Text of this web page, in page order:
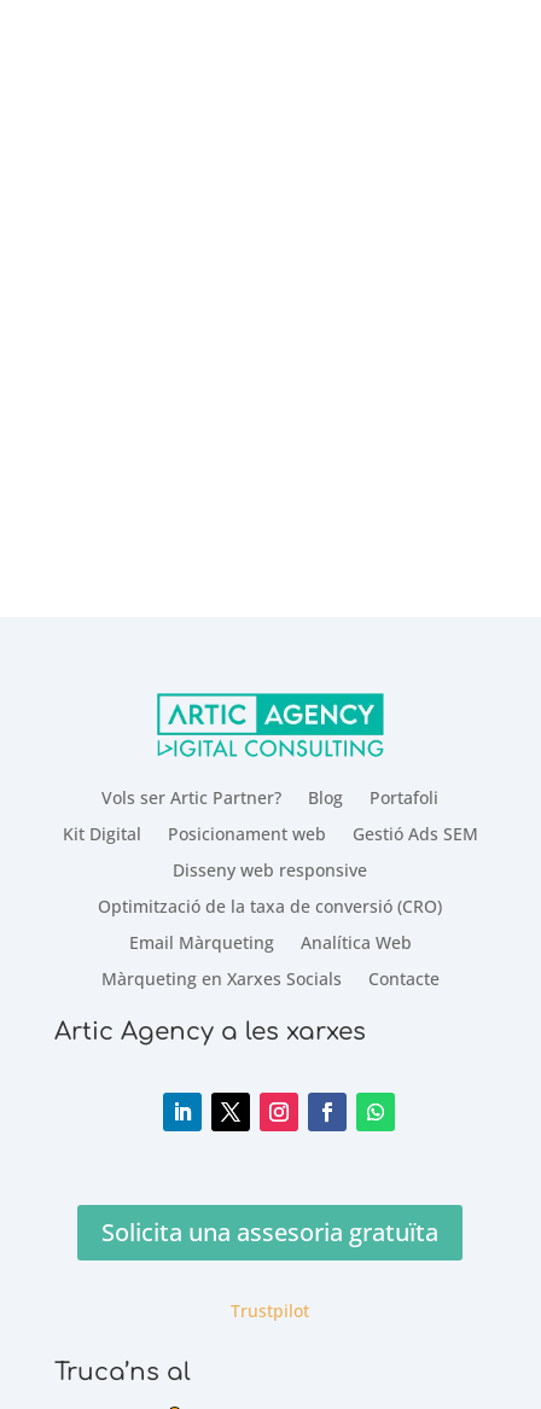
Vols ser Artic Partner? Blog
Portafoli
Kit Digital
Posicionament web
Gestió Ads SEM
Disseny web responsive
Optimització de la taxa de conversió (CRO)
Email Màrqueting
Analítica Web
Màrqueting en Xarxes Socials
Contacte
Artic Agency a les xarxes
Solicita una assesoria gratuïta
Trustpilot
Truca’ns al